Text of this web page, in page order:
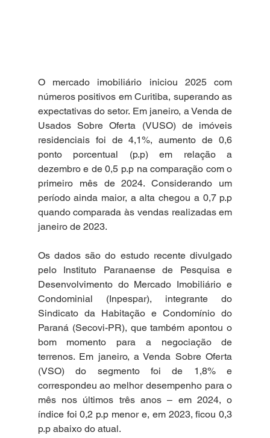
O mercado imobiliário iniciou 2025 com
números positivos em Curitiba, superando as
expectativas do setor. Em janeiro, a Venda de
Usados Sobre Oferta (VUSO) de imóveis
residenciais foi de 4,1%, aumento de 0,6
ponto porcentual (p.p) em relação a
dezembro e de 0,5 p.p na comparação com o
primeiro mês de 2024. Considerando um
período ainda maior, a alta chegou a 0,7 p.p
quando comparada às vendas realizadas em
janeiro de 2023.
Os dados são do estudo recente divulgado
pelo Instituto Paranaense de Pesquisa e
Desenvolvimento do Mercado Imobiliário e
Condominial (Inpespar), integrante do
Sindicato da Habitação e Condomínio do
Paraná (Secovi-PR), que também apontou o
bom momento para a negociação de
terrenos. Em janeiro, a Venda Sobre Oferta
(VSO) do segmento foi de 1,8% e
correspondeu ao melhor desempenho para o
mês nos últimos três anos – em 2024, o
índice foi 0,2 p.p menor e, em 2023, ficou 0,3
p.p abaixo do atual.